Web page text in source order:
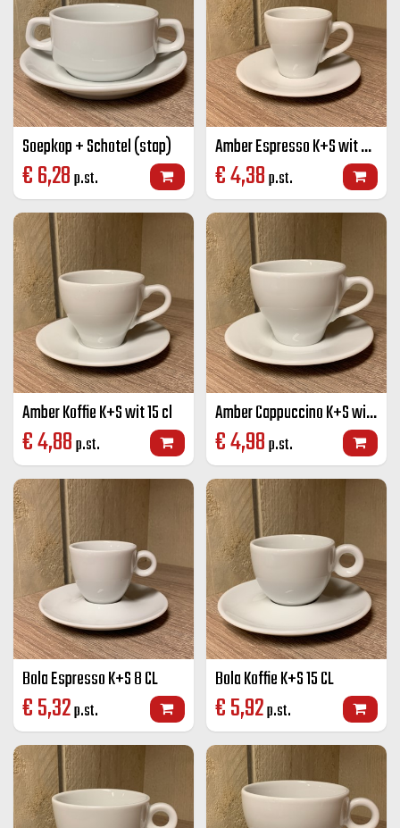
Soepkop + Schotel (stap)
€6,28p.st.
Amber Espresso K+S wit 8 cl
€4,38p.st.
Amber Koffie K+S wit 15 cl
€4,88p.st.
Amber Cappuccino K+S wit 20 cl
€4,98p.st.
Bola Espresso K+S 8 CL
€5,32p.st.
Bola Koffie K+S 15 CL
€5,92p.st.